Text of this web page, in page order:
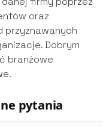
oraz
przyznawanych
Dobrym
branżowe
pytania